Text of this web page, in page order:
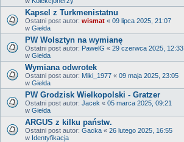
Kapsel z Turkmenistatnu
Ostatni post autor: wismat « 09 lipca 2025, 21:07
w Giełda
PW Wolsztyn na wymianę
Ostatni post autor: PawelG « 29 czerwca 2025, 12:33
w Giełda
Wymiana odwrotek
Ostatni post autor: Miki_1977 « 09 maja 2025, 23:05
w Giełda
PW Grodzisk Wielkopolski - Gratzer
Ostatni post autor: Jacek « 05 marca 2025, 09:21
w Giełda
ARGUS z kilku państw.
Ostatni post autor: Gacka « 26 lutego 2025, 16:55
w Identyfikacja